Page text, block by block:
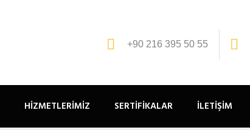
+90 216 395 50 55
HIZMETLERIMIZ SERTIFIKALAR İLETIŞIM